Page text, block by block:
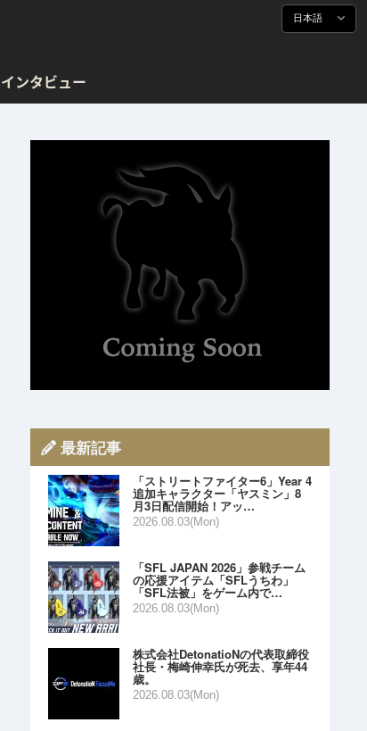
日本語
インタビュー
最新記事
「ストリートファイター6」Year 4
追加キャラクター「ヤスミン」8
月3日配信開始！アッ…
2026.08.03(Mon)
「SFL JAPAN 2026」参戦チーム
の応援アイテム「SFLうちわ」
「SFL法被」をゲーム内で…
2026.08.03(Mon)
株式会社DetonatioNの代表取締役
社長・梅崎伸幸氏が死去、享年44
歳。
2026.08.03(Mon)